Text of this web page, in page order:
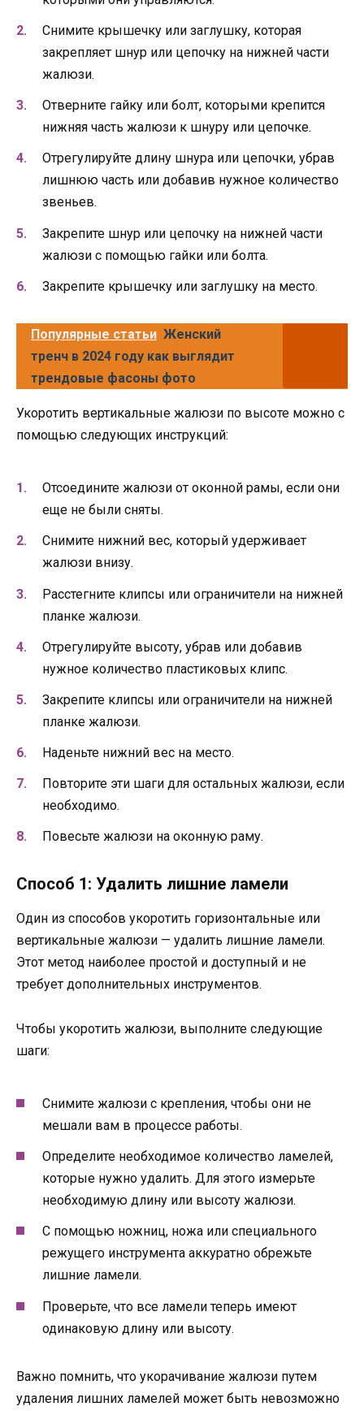
Снимите крышечку или заглушку, которая
закрепляет шнур или цепочку на нижней части
жалюзи.
Отверните гайку или болт, которыми крепится
нижняя часть жалюзи к шнуру или цепочке.
Отрегулируйте длину шнура или цепочки, убрав
лишнюю часть или добавив нужное количество
звеньев.
Закрепите шнур или цепочку на нижней части
жалюзи с помощью гайки или болта.
Закрепите крышечку или заглушку на место.
Популярные статьи Женский
тренч в 2024 году как выглядит
трендовые фасоны фото
Укоротить вертикальные жалюзи по высоте можно с
помощью следующих инструкций:
Отсоедините жалюзи от оконной рамы, если они
еще не были сняты.
Снимите нижний вес, который удерживает
жалюзи внизу.
Расстегните клипсы или ограничители на нижней
планке жалюзи.
Отрегулируйте высоту, убрав или добавив
нужное количество пластиковых клипс.
Закрепите клипсы или ограничители на нижней
планке жалюзи.
Наденьте нижний вес на место.
Повторите эти шаги для остальных жалюзи, если
необходимо.
Повесьте жалюзи на оконную раму.
Способ 1: Удалить лишние ламели
Один из способов укоротить горизонтальные или
вертикальные жалюзи — удалить лишние ламели.
Этот метод наиболее простой и доступный и не
требует дополнительных инструментов.
Чтобы укоротить жалюзи, выполните следующие
шаги:
Снимите жалюзи с крепления, чтобы они не
мешали вам в процессе работы.
Определите необходимое количество ламелей,
которые нужно удалить. Для этого измерьте
необходимую длину или высоту жалюзи.
С помощью ножниц, ножа или специального
режущего инструмента аккуратно обрежьте
лишние ламели.
Проверьте, что все ламели теперь имеют
одинаковую длину или высоту.
Важно помнить, что укорачивание жалюзи путем
удаления лишних ламелей может быть невозможно